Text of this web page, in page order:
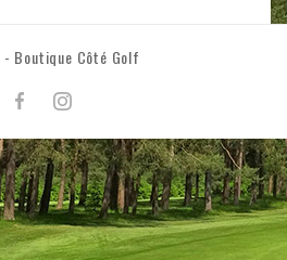
Boutique Côté Golf